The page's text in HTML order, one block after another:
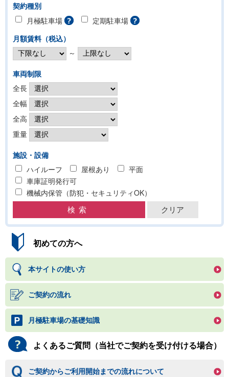
契約種別
月極駐車場
定期駐車場
月額賃料（税込）
～
車両制限
全長
全幅
全高
重量
施設・設備
ハイルーフ
屋根あり
平面
車庫証明発行可
機械内保管（防犯・セキュリティOK）
初めての方へ
本サイトの使い方
ご契約の流れ
月極駐車場の基礎知識
よくあるご質問（当社でご契約を受け付ける場合）
ご契約からご利用開始までの流れについて